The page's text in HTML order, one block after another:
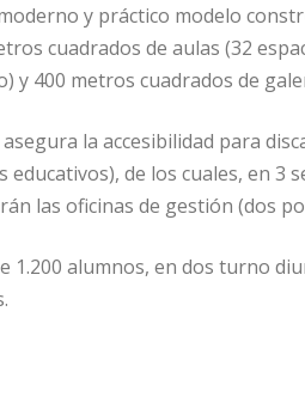
y práctico modelo
cuadrados de aulas (32
y 400 metros cuadrados de
la accesibilidad para
educativos), de los cuales, en
las oficinas de gestión (dos
1.200 alumnos, en dos turno